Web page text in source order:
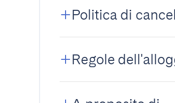
Politica di
Regole